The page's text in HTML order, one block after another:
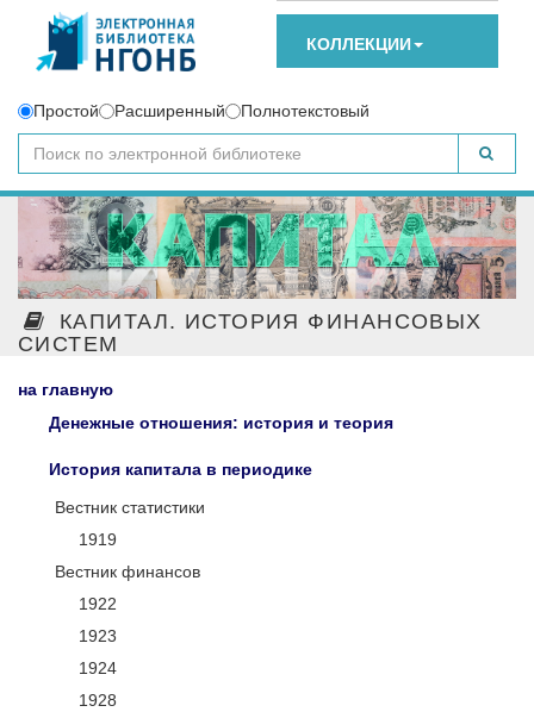
КОЛЛЕКЦИИ
Простой Расширенный Полнотекстовый
КАПИТАЛ. ИСТОРИЯ ФИНАНСОВЫХ
СИСТЕМ
на главную
Денежные отношения: история и теория
История капитала в периодике
Вестник статистики
1919
Вестник финансов
1922
1923
1924
1928